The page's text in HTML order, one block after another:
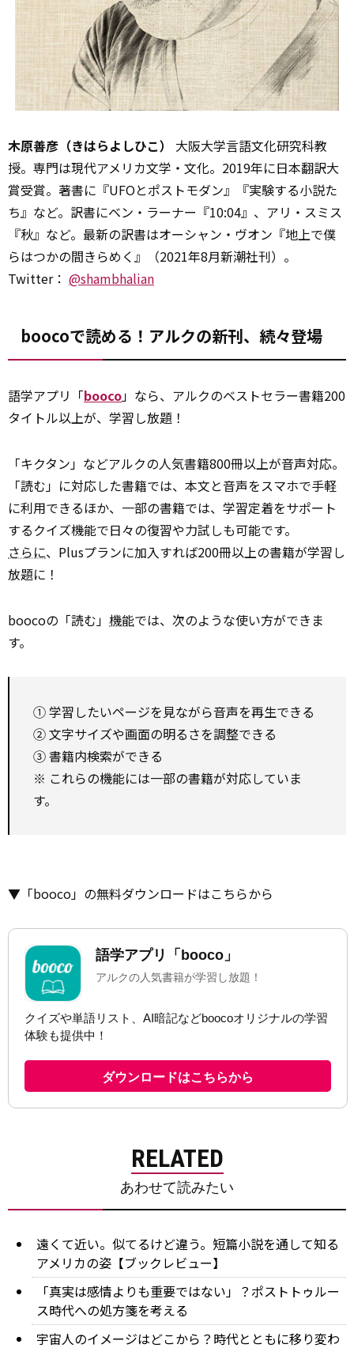
木原善彦（きはらよしひこ）
大阪大学言語文化研究科教
授。専門は現代アメリカ文学・文化。2019年に日本翻訳大
賞受賞。著書に『UFOとポストモダン』『実験する小説た
ち』など。訳書にベン・ラーナー『10:04』、アリ・スミス
『秋』など。最新の訳書はオーシャン・ヴオン『地上で僕
らはつかの間きらめく』（2021年8月新潮社刊）。
Twitter： @shambhalian
boocoで読める！アルクの新刊、続々登場
語学アプリ「booco」なら、アルクのベストセラー書籍200
タイトル以上が、学習し放題！
「キクタン」などアルクの人気書籍800冊以上が音声対応。
「読む」に対応した書籍では、本文と音声をスマホで手軽
に利用できるほか、一部の書籍では、学習定着をサポート
するクイズ機能で日々の復習や力試しも可能です。
さらに、Plusプランに加入すれば200冊以上の書籍が学習し
放題に！
boocoの「読む」 機能では、次のような使い方ができま
す。
① 学習したいページを見ながら音声を再生できる
② 文字サイズや画面の明るさを調整できる
③ 書籍内検索ができる
※ これらの機能には一部の書籍が対応していま
す。
▼「booco」の無料ダウンロードはこちらから
RELATED
あわせて読みたい
遠くて近い。似てるけど違う。短篇小説を通して知る
アメリカの姿【ブックレビュー】
「真実は感情よりも重要ではない」？ポストトゥルー
ス時代への処方箋を考える
宇宙人のイメージはどこから？時代とともに移り変わ